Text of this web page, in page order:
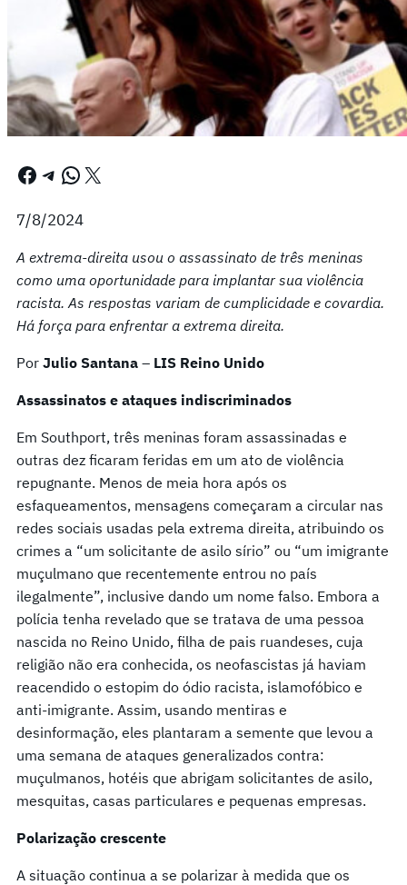
Facebook Telegram WhatsApp X
7/8/2024
A extrema-direita usou o assassinato de três meninas
como uma oportunidade para implantar sua violência
racista. As respostas variam de cumplicidade e covardia.
Há força para enfrentar a extrema direita.
Por Julio Santana – LIS Reino Unido
Assassinatos e ataques indiscriminados
Em Southport, três meninas foram assassinadas e
outras dez ficaram feridas em um ato de violência
repugnante. Menos de meia hora após os
esfaqueamentos, mensagens começaram a circular nas
redes sociais usadas pela extrema direita, atribuindo os
crimes a “um solicitante de asilo sírio” ou “um imigrante
muçulmano que recentemente entrou no país
ilegalmente”, inclusive dando um nome falso. Embora a
polícia tenha revelado que se tratava de uma pessoa
nascida no Reino Unido, filha de pais ruandeses, cuja
religião não era conhecida, os neofascistas já haviam
reacendido o estopim do ódio racista, islamofóbico e
anti-imigrante. Assim, usando mentiras e
desinformação, eles plantaram a semente que levou a
uma semana de ataques generalizados contra:
muçulmanos, hotéis que abrigam solicitantes de asilo,
mesquitas, casas particulares e pequenas empresas.
Polarização crescente
A situação continua a se polarizar à medida que os